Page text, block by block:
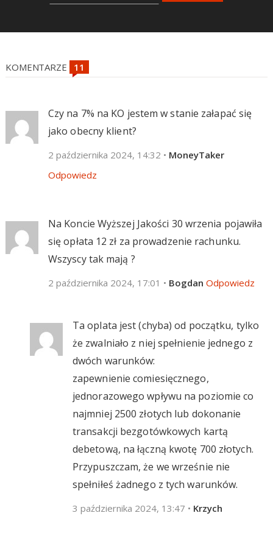
KOMENTARZE
Czy na 7% na KO jestem w stanie załapać się
jako obecny klient?
2 października 2024, 14:32 • MoneyTaker
Odpowiedz
Na Koncie Wyższej Jakości 30 wrzenia pojawiła
się opłata 12 zł za prowadzenie rachunku.
Wszyscy tak mają ?
2 października 2024, 17:01 • Bogdan Odpowiedz
Ta oplata jest (chyba) od początku, tylko
że zwalniało z niej spełnienie jednego z
dwóch warunków:
zapewnienie comiesięcznego,
jednorazowego wpływu na poziomie co
najmniej 2500 złotych lub dokonanie
transakcji bezgotówkowych kartą
debetową, na łączną kwotę 700 złotych.
Przypuszczam, że we wrześnie nie
spełniłeś żadnego z tych warunków.
3 października 2024, 13:47 • Krzych